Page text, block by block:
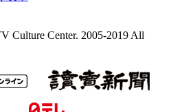
Culture Center. 2005-2019 All